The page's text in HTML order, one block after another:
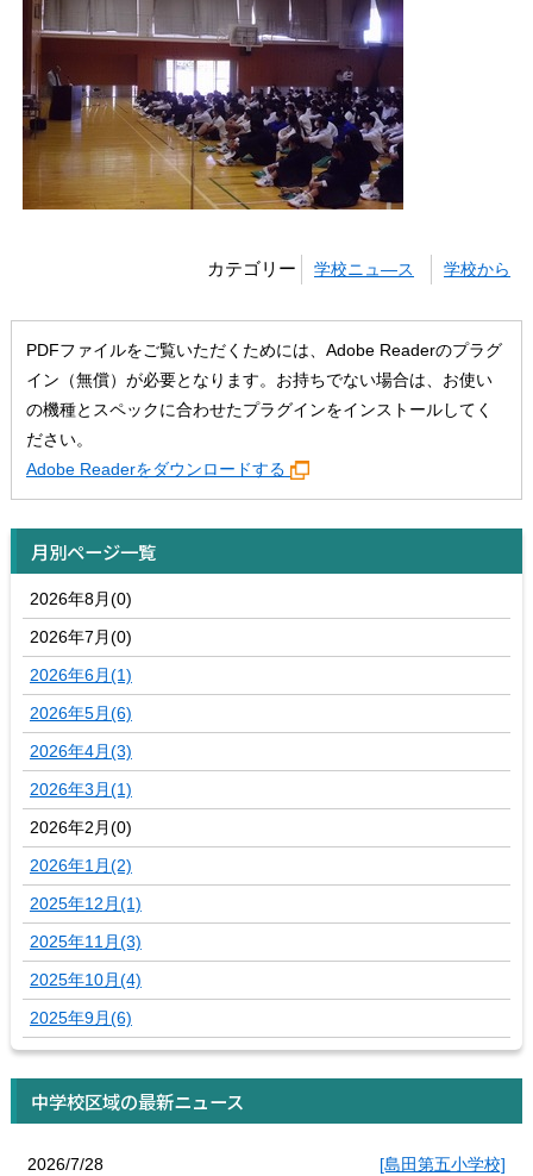
カテゴリー 学校ニュ―ス 学校から
PDFファイルをご覧いただくためには、Adobe Readerのプラグ
イン（無償）が必要となります。お持ちでない場合は、お使い
の機種とスペックに合わせたプラグインをインストールしてく
ださい。
Adobe Readerをダウンロードする
月別ページ一覧
2026年8月(0)
2026年7月(0)
2026年6月(1)
2026年5月(6)
2026年4月(3)
2026年3月(1)
2026年2月(0)
2026年1月(2)
2025年12月(1)
2025年11月(3)
2025年10月(4)
2025年9月(6)
中学校区域の最新ニュース
2026/7/28
[島田第五小学校]